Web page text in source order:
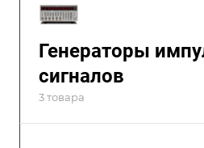
Генераторы
сигналов
3 товара